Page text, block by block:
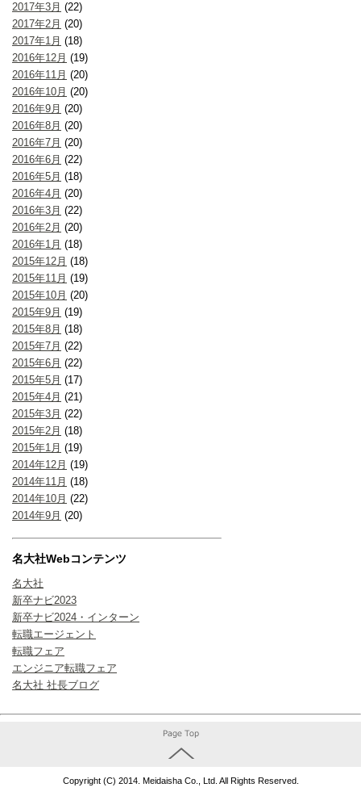
2017年3月 (22)
2017年2月 (20)
2017年1月 (18)
2016年12月 (19)
2016年11月 (20)
2016年10月 (20)
2016年9月 (20)
2016年8月 (20)
2016年7月 (20)
2016年6月 (22)
2016年5月 (18)
2016年4月 (20)
2016年3月 (22)
2016年2月 (20)
2016年1月 (18)
2015年12月 (18)
2015年11月 (19)
2015年10月 (20)
2015年9月 (19)
2015年8月 (18)
2015年7月 (22)
2015年6月 (22)
2015年5月 (17)
2015年4月 (21)
2015年3月 (22)
2015年2月 (18)
2015年1月 (19)
2014年12月 (19)
2014年11月 (18)
2014年10月 (22)
2014年9月 (20)
名大社Webコンテンツ
名大社
新卒ナビ2023
新卒ナビ2024・インターン
転職エージェント
転職フェア
エンジニア転職フェア
名大社 社長ブログ
Copyright (C) 2014. Meidaisha Co., Ltd. All Rights Reserved.